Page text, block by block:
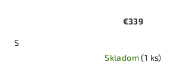
€339
S
Skladom(1 ks)